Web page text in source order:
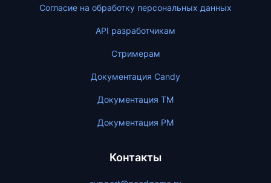
Согласие на обработку персональных данных
API разработчикам
Стримерам
Документация Candy
Документация ТМ
Документация PM
Контакты